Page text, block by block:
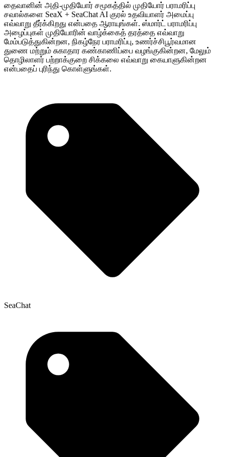
தைவானின் அதி-முதியோர் சமூகத்தில் முதியோர் பராமரிப்பு
சவால்களை SeaX + SeaChat AI குரல் உதவியாளர் அமைப்பு
எவ்வாறு தீர்க்கிறது என்பதை ஆராயுங்கள். ஸ்மார்ட் பராமரிப்பு
அழைப்புகள் முதியோரின் வாழ்க்கைத் தரத்தை எவ்வாறு
மேம்படுத்துகின்றன, நிகழ்நேர பராமரிப்பு, உணர்ச்சிபூர்வமான
துணை மற்றும் சுகாதார கண்காணிப்பை வழங்குகின்றன, மேலும்
தொழிலாளர் பற்றாக்குறை சிக்கலை எவ்வாறு கையாளுகின்றன
என்பதைப் புரிந்து கொள்ளுங்கள்.
SeaChat